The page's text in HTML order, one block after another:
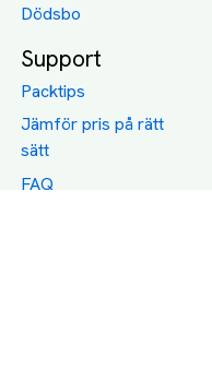
Dödsbo
Support
Packtips
Jämför pris på rätt
sätt
FAQ